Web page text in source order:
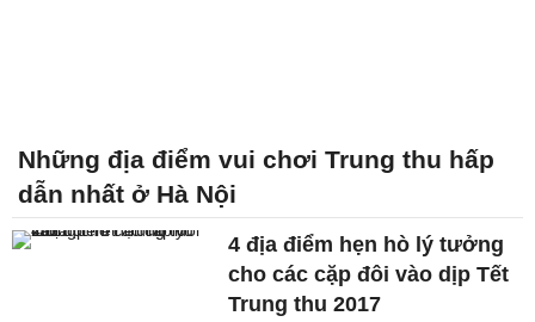
Những địa điểm vui chơi Trung thu hấp
dẫn nhất ở Hà Nội
4 địa điểm hẹn hò lý tưởng
cho các cặp đôi vào dịp Tết
Trung thu 2017